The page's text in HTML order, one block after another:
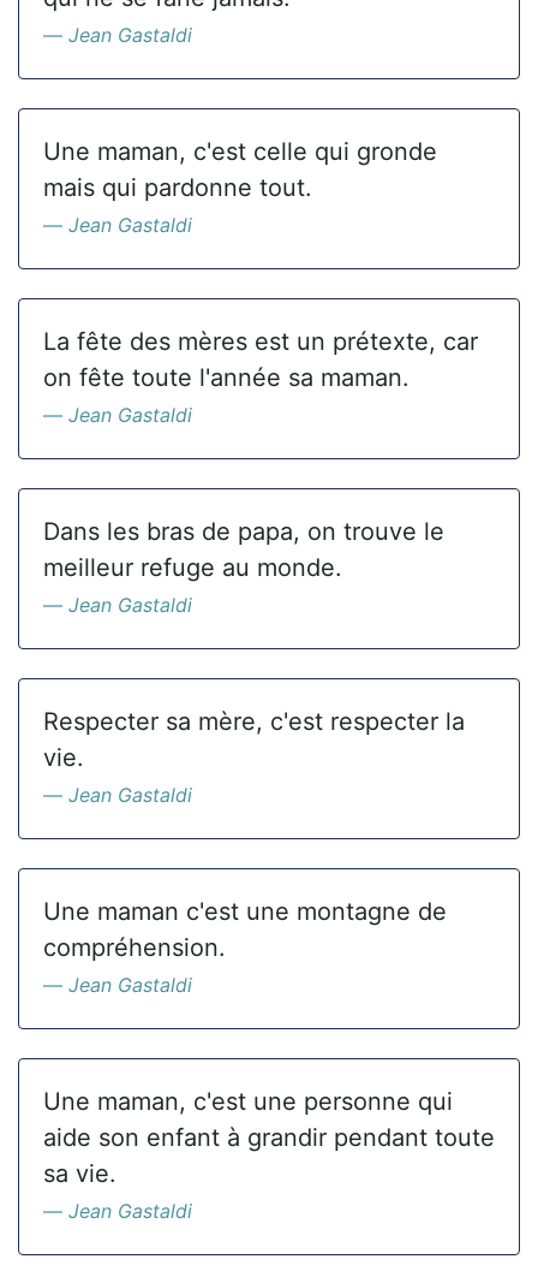
Jean Gastaldi
Une maman, c'est celle qui gronde
mais qui pardonne tout.
Jean Gastaldi
La fête des mères est un prétexte, car
on fête toute l'année sa maman.
Jean Gastaldi
Dans les bras de papa, on trouve le
meilleur refuge au monde.
Jean Gastaldi
Respecter sa mère, c'est respecter la
vie.
Jean Gastaldi
Une maman c'est une montagne de
compréhension.
Jean Gastaldi
Une maman, c'est une personne qui
aide son enfant à grandir pendant toute
sa vie.
Jean Gastaldi